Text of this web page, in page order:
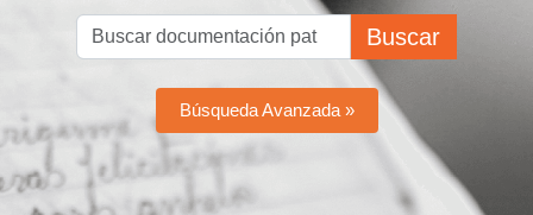
Buscar
Búsqueda Avanzada »